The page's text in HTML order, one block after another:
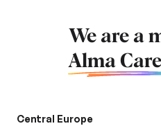
We are a
Alma
Central Europe